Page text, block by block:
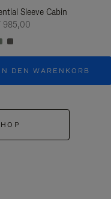
Sleeve Cabin
985,00
IN DEN WARENKORB